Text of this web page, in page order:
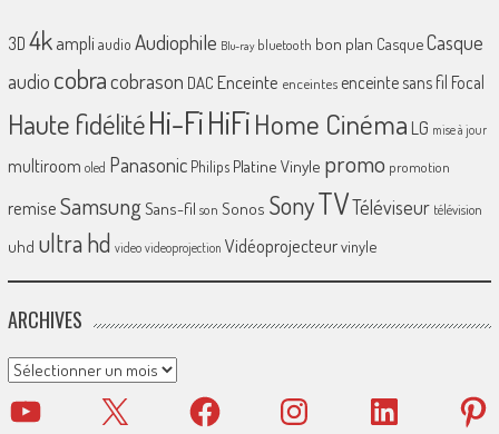
3D 4k ampliaudio Audiophile Blu-ray bluetooth bon plan CasqueCasque
audio cobracobrason DAC Enceinte enceintes enceinte sans fil Focal
Haute fidélitéHi-FiHiFiHome Cinéma LG mise à jour
multiroom oled Panasonic Philips Platine Vinyle promo promotion
remiseSamsungSans-fil son Sonos SonyTVTéléviseur télévision
uhd ultra hd video videoprojection Vidéoprojecteurvinyle
ARCHIVES
Archives
YouTube X Facebook Instagram LinkedIn